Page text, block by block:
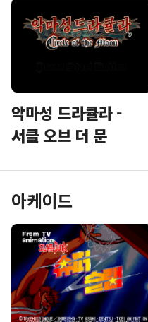
악마성 드라큘라 -
서클 오브 더 문
아케이드